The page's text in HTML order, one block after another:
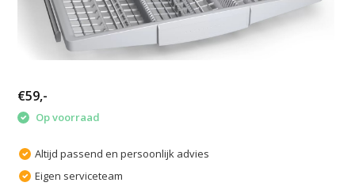
€59,-
Op voorraad
Altijd passend en persoonlijk advies
Eigen serviceteam